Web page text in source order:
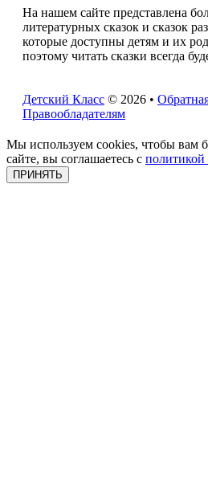
На нашем сайте представлена
литературных сказок и сказок
которые доступны детям и их
поэтому читать сказки всегда
Детский Класс © 2026 •
Правообладателям
Мы используем cookies, чтобы вам
сайте, вы соглашаетесь с политикой
ПРИНЯТЬ